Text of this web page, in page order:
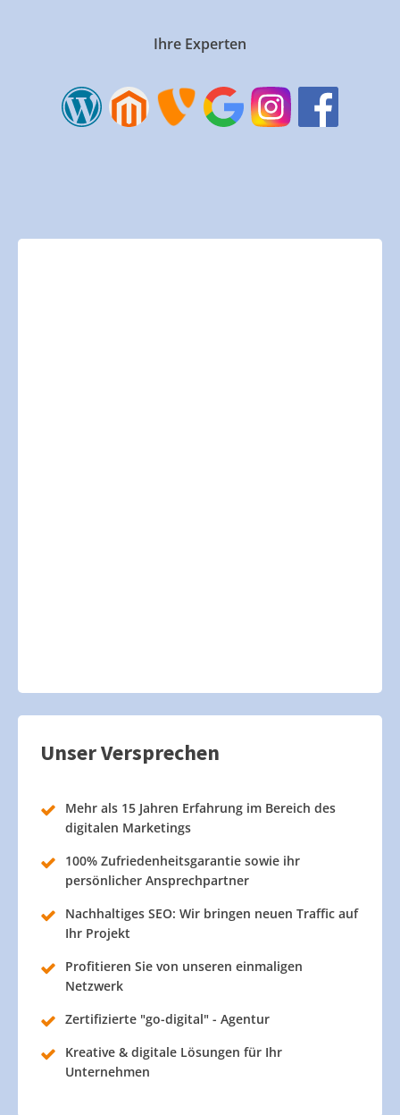
Ihre Experten
Unser Versprechen
Mehr als 15 Jahren Erfahrung im Bereich des
digitalen Marketings
100% Zufriedenheitsgarantie sowie ihr
persönlicher Ansprechpartner
Nachhaltiges SEO: Wir bringen neuen Traffic auf
Ihr Projekt
Profitieren Sie von unseren einmaligen
Netzwerk
Zertifizierte "go-digital" - Agentur
Kreative & digitale Lösungen für Ihr
Unternehmen